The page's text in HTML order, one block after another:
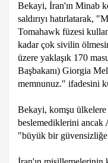
Bekayi, İran'ın Minab
saldırıyı hatırlatarak,
Tomahawk füzesi
kadar çok sivilin
üzere yaklaşık 170
Başbakanı) Giorgia
memnunuz." ifadesini
Bekayi, komşu ülkelere
beslemediklerini ancak
"büyük bir güvensizliğe